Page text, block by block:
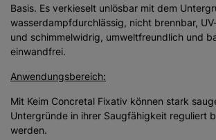
Basis. Es verkieselt unlösbar mit dem
wasserdampfdurchlässig, nicht brennbar,
und schimmelwidrig, umweltfreundlich und
einwandfrei.
Anwendungsbereich:
Mit Keim Concretal Fixativ können stark
Untergründe in ihrer Saugfähigkeit reguliert
werden.